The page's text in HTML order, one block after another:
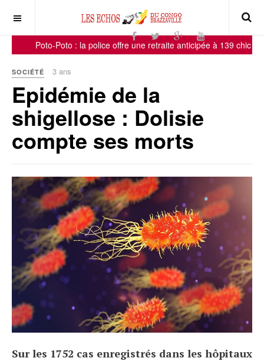
Poto-Poto : la police offre une retraite anticipée à 139 chichas !
SOCIÉTÉ 3 ans
Epidémie de la
shigellose : Dolisie
compte ses morts
Sur les 1752 cas enregistrés dans les hôpitaux